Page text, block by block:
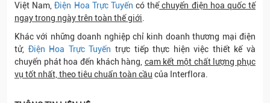
Việt Nam,Điện Hoa Trực Tuyến có thểchuyển điện hoa quốc tế
ngay trong ngày trên toàn thế giới
Khác với những doanh nghiệp chỉ kinh doanh thương mại điện
tử, Điện Hoa Trực Tuyến trực tiếp thực hiện việc thiết kế và
chuyển phát hoa đến khách hàng, cam kết một chất lượng phục
vụ tốt nhất, theo tiêu chuẩn toàn cầu của Interflora.